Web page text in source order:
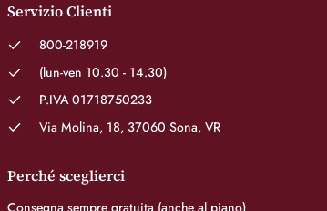
Servizio Clienti
800-218919
(lun-ven 10.30 - 14.30)
P.IVA 01718750233
Via Molina, 18, 37060 Sona, VR
Perché sceglierci
Consegna sempre gratuita (anche al piano)